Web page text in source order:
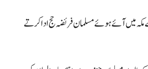
مکہ میں آئے ہوئے مسلمان فریضہ حج ادا کرتے